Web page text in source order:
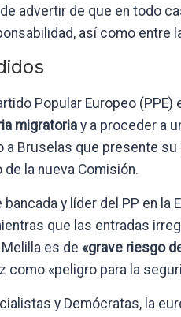
advertir de que en todo
así como entre
Popular Europeo (PPE)
migratoria y a proceder a
a Bruselas que presente
de la nueva Comisión.
y líder del PP en
que las entradas
Melilla es de «grave riesgo
como «peligro para la
y Demócratas, la